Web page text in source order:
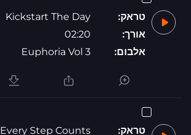
טראק:
Kickstart The Day
אורך:
02:20
אלבום:
Euphoria Vol 3
טראק:
Every Step Counts